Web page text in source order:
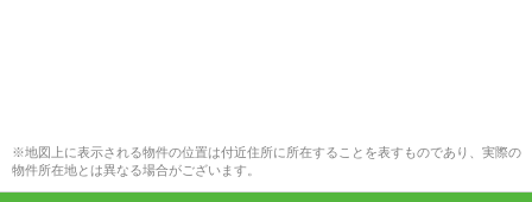
※地図上に表示される物件の位置は付近住所に所在することを表すものであり、実際の
物件所在地とは異なる場合がございます。